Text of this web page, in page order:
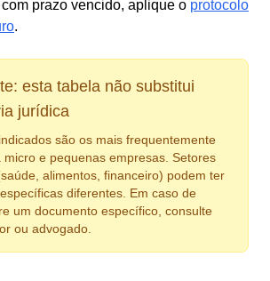
prazo vencido, aplique o protocolo
.
esta tabela não substitui
jurídica
são os mais frequentemente
micro e pequenas empresas. Setores
alimentos, financeiro) podem ter
diferentes. Em caso de
um documento específico, consulte
ou advogado.